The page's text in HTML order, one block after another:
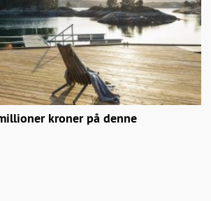
kroner på denne